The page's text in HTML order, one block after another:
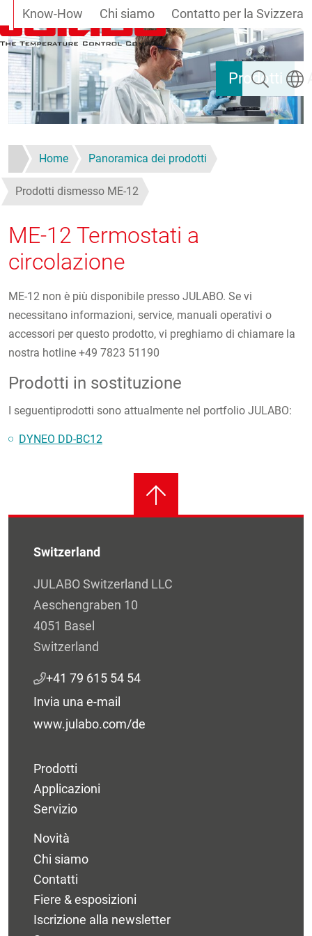
Salta al contenuto principale
Prodotti
Know-How Chi siamo Contatto per la Svizzera
Ricerca
Home Panoramica dei prodotti
Prodotti dismesso ME-12
ME-12 Termostati a
circolazione
ME-12 non è più disponibile presso JULABO. Se vi
necessitano informazioni, service, manuali operativi o
accessori per questo prodotto, vi preghiamo di chiamare la
nostra hotline +49 7823 51190
Prodotti in sostituzione
I seguentiprodotti sono attualmente nel portfolio JULABO:
DYNEO DD-BC12
Switzerland
JULABO Switzerland LLC
Aeschengraben 10
4051 Basel
Switzerland
+41 79 615 54 54
Invia una e-mail
www.julabo.com/de
Prodotti
Applicazioni
Servizio
Novità
Chi siamo
Contatti
Fiere & esposizioni
Iscrizione alla newsletter